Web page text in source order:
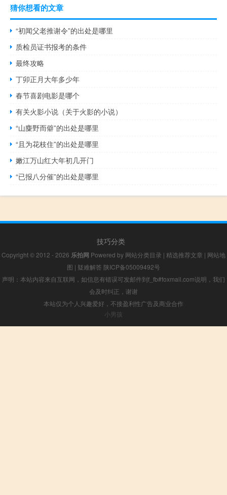
猜你想看的文章
“初闻父老推谢令”的出处是哪里
质检员证书报考的条件
最终攻略
丁卯正月大年多少年
春节喜剧电影是哪个
有关火影小说（关于火影的小说）
“山麋野而僻”的出处是哪里
“且为花枝住”的出处是哪里
嫩江万山红大年初几开门
“已报八分催”的出处是哪里
技巧分类
Copyright © 2012 - 2026 乐拍网 Powered by 网站分类目录 | 精选推荐文章 | 网站地
图 | 疑难解答 陕ICP备05009492号
声明：本站内容来自互联网，如信息有错误可发邮件到f_fb#foxmail.com说明，我们
会及时纠正，谢谢
本站仅为个人兴趣爱好，不接盈利性广告及商业合作
小男孩